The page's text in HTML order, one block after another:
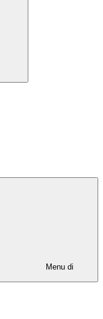
Menu di